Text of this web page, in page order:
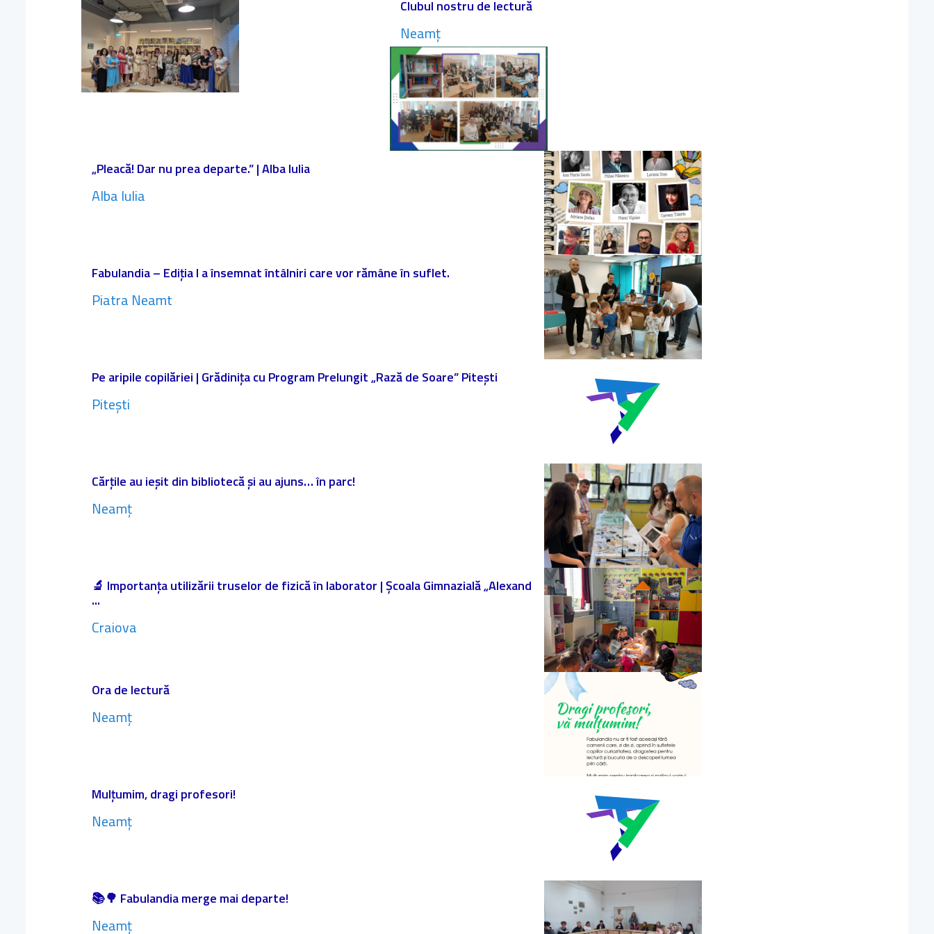
Clubul nostru de lectură
Neamț
„Pleacă! Dar nu prea departe.” | Alba Iulia
Alba Iulia
Fabulandia – Ediția I a însemnat întâlniri care vor rămâne în suflet.
Piatra Neamt
Pe aripile copilăriei | Grădinița cu Program Prelungit „Rază de Soare” Pitești
Pitești
Cărțile au ieșit din bibliotecă și au ajuns… în parc!
Neamț
🔬 Importanța utilizării truselor de fizică în laborator | Școala Gimnazială „Alexand
...
Craiova
Ora de lectură
Neamț
Mulțumim, dragi profesori!
Neamț
📚🌳 Fabulandia merge mai departe!
Neamț